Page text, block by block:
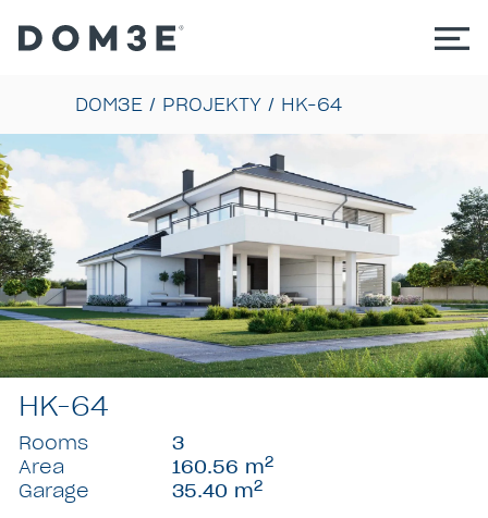
DOM3E / PROJEKTY / HK-64
HK-64
Rooms
3
Area
160.56 m2
Garage 35.40 m2